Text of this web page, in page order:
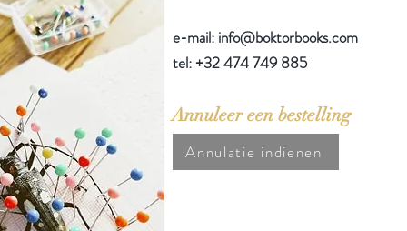
e-mail: info@boktorbooks.com
tel: +32 474 749 885
Annuleer een bestelling
Annulatie indienen